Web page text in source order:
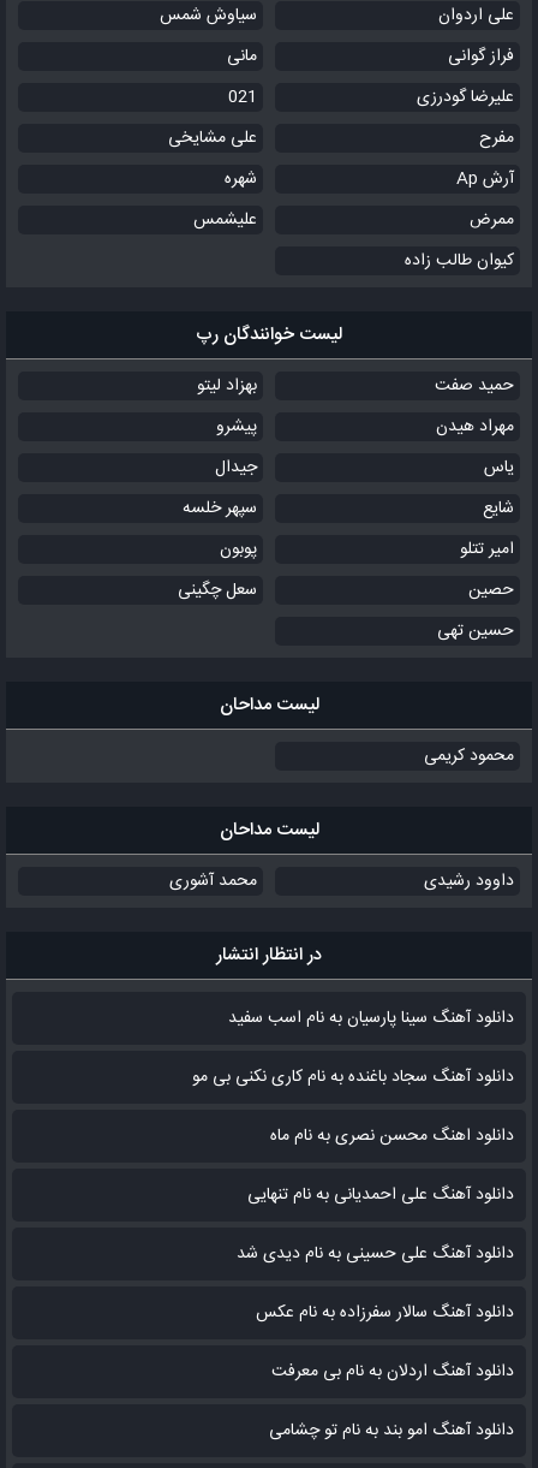
علی اردوان
سیاوش شمس
فراز گوانی
مانی
علیرضا گودرزی
021
مفرح
علی مشایخی
آرش Ap
شهره
ممرض
علیشمس
کیوان طالب زاده
لیست خوانندگان رپ
حمید صفت
بهزاد لیتو
مهراد هیدن
پیشرو
یاس
جیدال
شایع
سپهر خلسه
امیر تتلو
پوبون
حصین
سعل چگینی
حسین تهی
لیست مداحان
محمود کریمی
لیست مداحان
داوود رشیدی محمد آشوری
در انتظار انتشار
دانلود آهنگ سینا پارسیان به نام اسب سفید
دانلود آهنگ سجاد باغنده به نام کاری نکنی بی مو
دانلود اهنگ محسن نصری به نام‌ ماه
دانلود آهنگ علی احمدیانی به نام تنهایی
دانلود آهنگ علی حسینی به نام دیدی شد
دانلود آهنگ سالار سفرزاده به نام عکس
دانلود آهنگ اردلان به نام بی معرفت
دانلود آهنگ امو بند به نام تو چشامی